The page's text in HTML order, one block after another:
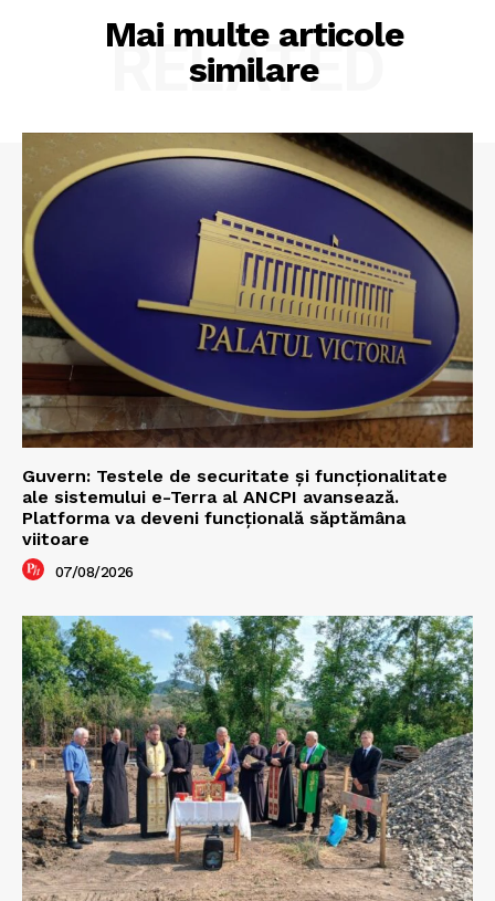
Mai multe articole
similare
RELATED
Guvern: Testele de securitate și funcționalitate
ale sistemului e-Terra al ANCPI avansează.
Platforma va deveni funcțională săptămâna
viitoare
07/08/2026